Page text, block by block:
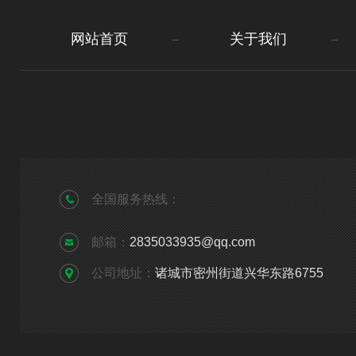
网站首页 关于我们
全国服务热线：
邮箱： 2835033935@qq.com
公司地址： 诸城市密州街道兴华东路6755